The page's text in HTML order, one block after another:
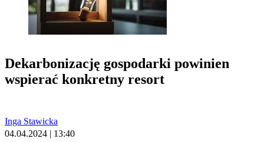
Dekarbonizację gospodarki powinien
wspierać konkretny resort
Inga Stawicka
04.04.2024 | 13:40